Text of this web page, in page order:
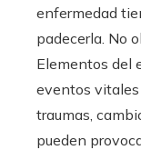
enfermedad
padecerla. No
Elementos del
eventos
traumas,
pueden